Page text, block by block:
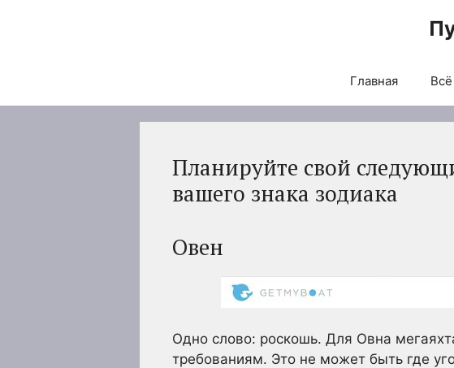
Главная
Планируйте свой
вашего знака зодиака
Овен
Одно слово: роскошь. Для Овна
требованиям. Это не может быть где